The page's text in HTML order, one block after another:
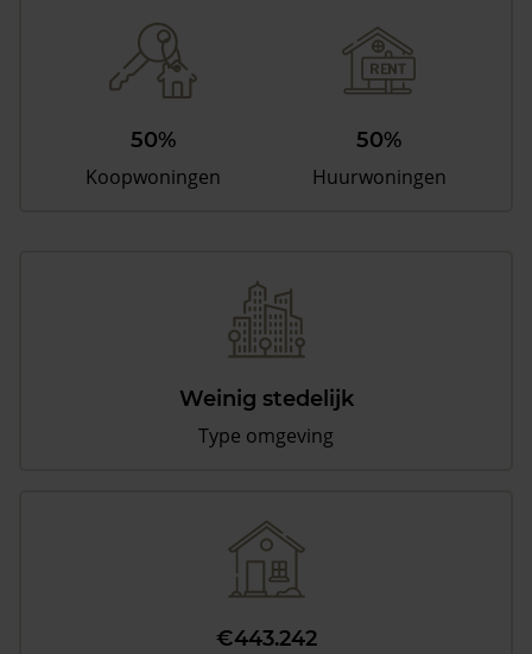
50%
Koopwoningen
50%
Huurwoningen
Weinig stedelijk
Type omgeving
€443.242